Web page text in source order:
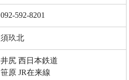
092-592-8201
須玖北
井尻 西日本鉄道
笹原 JR在来線